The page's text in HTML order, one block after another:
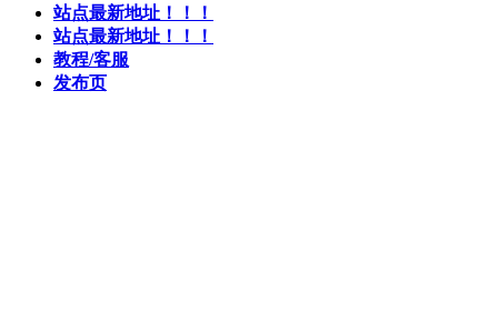
站点最新地址！！！
站点最新地址！！！
教程/客服
发布页